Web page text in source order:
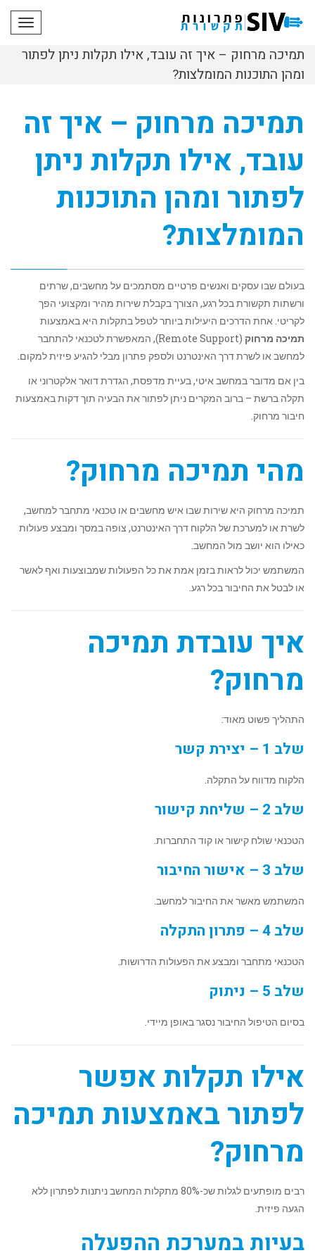
תמיכה מרחוק – איך זה עובד, אילו תקלות ניתן לפתור
ומהן התוכנות המומלצות?
תמיכה מרחוק – איך זה
עובד, אילו תקלות ניתן
לפתור ומהן התוכנות
המומלצות?
בעולם שבו עסקים ואנשים פרטיים מסתמכים על מחשבים, שרתים
ורשתות תקשורת בכל רגע, הצורך בקבלת שירות מהיר ומקצועי הפך
לקריטי. אחת הדרכים היעילות ביותר לטפל בתקלות היא באמצעות
תמיכה מרחוק
(Remote Support), המאפשרת לטכנאי להתחבר
למחשב או לשרת דרך האינטרנט ולספק פתרון מבלי להגיע פיזית למקום.
בין אם מדובר במחשב איטי, בעיית מדפסת, הגדרת דואר אלקטרוני או
תקלה ברשת – ברוב המקרים ניתן לפתור את הבעיה תוך דקות באמצעות
חיבור מרחוק.
מהי תמיכה מרחוק?
תמיכה מרחוק היא שירות שבו איש מחשבים או טכנאי מתחבר למחשב,
לשרת או למערכת של הלקוח דרך האינטרנט, צופה במסך ומבצע פעולות
כאילו הוא יושב מול המחשב.
המשתמש יכול לראות בזמן אמת את כל הפעולות שמבוצעות ואף לאשר
או לבטל את החיבור בכל רגע.
איך עובדת תמיכה
מרחוק?
התהליך פשוט מאוד:
שלב 1 – יצירת קשר
הלקוח מדווח על התקלה.
שלב 2 – שליחת קישור
הטכנאי שולח קישור או קוד התחברות.
שלב 3 – אישור החיבור
המשתמש מאשר את החיבור למחשב.
שלב 4 – פתרון התקלה
הטכנאי מתחבר ומבצע את הפעולות הדרושות.
שלב 5 – ניתוק
בסיום הטיפול החיבור נסגר באופן מיידי.
אילו תקלות אפשר
לפתור באמצעות תמיכה
מרחוק?
רבים מופתעים לגלות שכ-80% מתקלות המחשב ניתנות לפתרון ללא
הגעה פיזית.
בעיות במערכת ההפעלה